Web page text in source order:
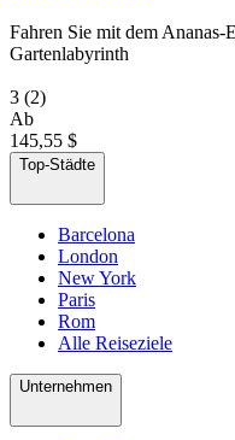
Fahren Sie mit dem Ananas-
Gartenlabyrinth
3 (2)
Ab
145,55 $
Top-Städte
Barcelona
London
New York
Paris
Rom
Alle Reiseziele
Unternehmen